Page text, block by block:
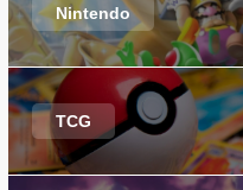
Nintendo
TCG